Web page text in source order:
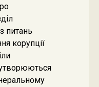
питань
корупції